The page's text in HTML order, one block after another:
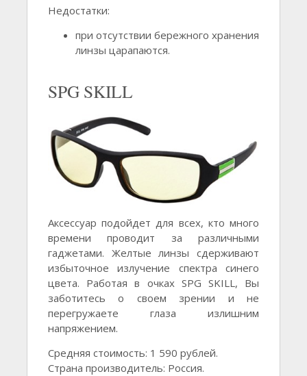
Недостатки:
при отсутствии бережного хранения
линзы царапаются.
SPG SKILL
Аксессуар подойдет для всех, кто много
времени проводит за различными
гаджетами. Желтые линзы сдерживают
избыточное излучение спектра синего
цвета. Работая в очках SPG SKILL, Вы
заботитесь о своем зрении и не
перегружаете глаза излишним
напряжением.
Средняя стоимость: 1 590 рублей.
Страна производитель: Россия.